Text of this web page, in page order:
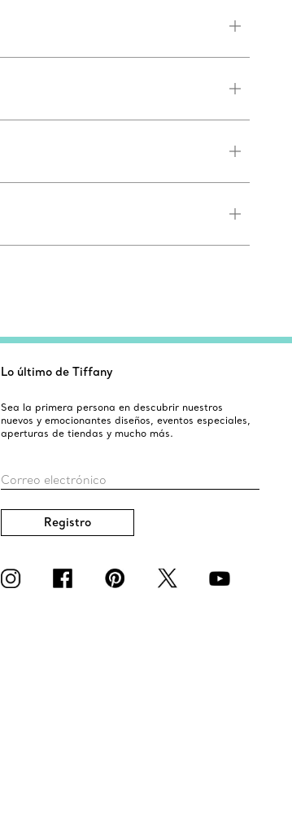
Lo último de Tiffany
Sea la primera persona en descubrir nuestros
nuevos y emocionantes diseños, eventos especiales,
aperturas de tiendas y mucho más.
Correo electrónico
Registro